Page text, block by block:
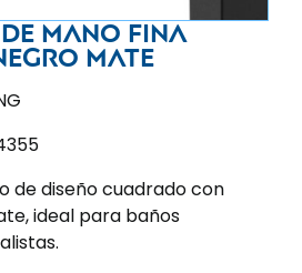
mano fina
mate
de diseño cuadrado con
ideal para baños